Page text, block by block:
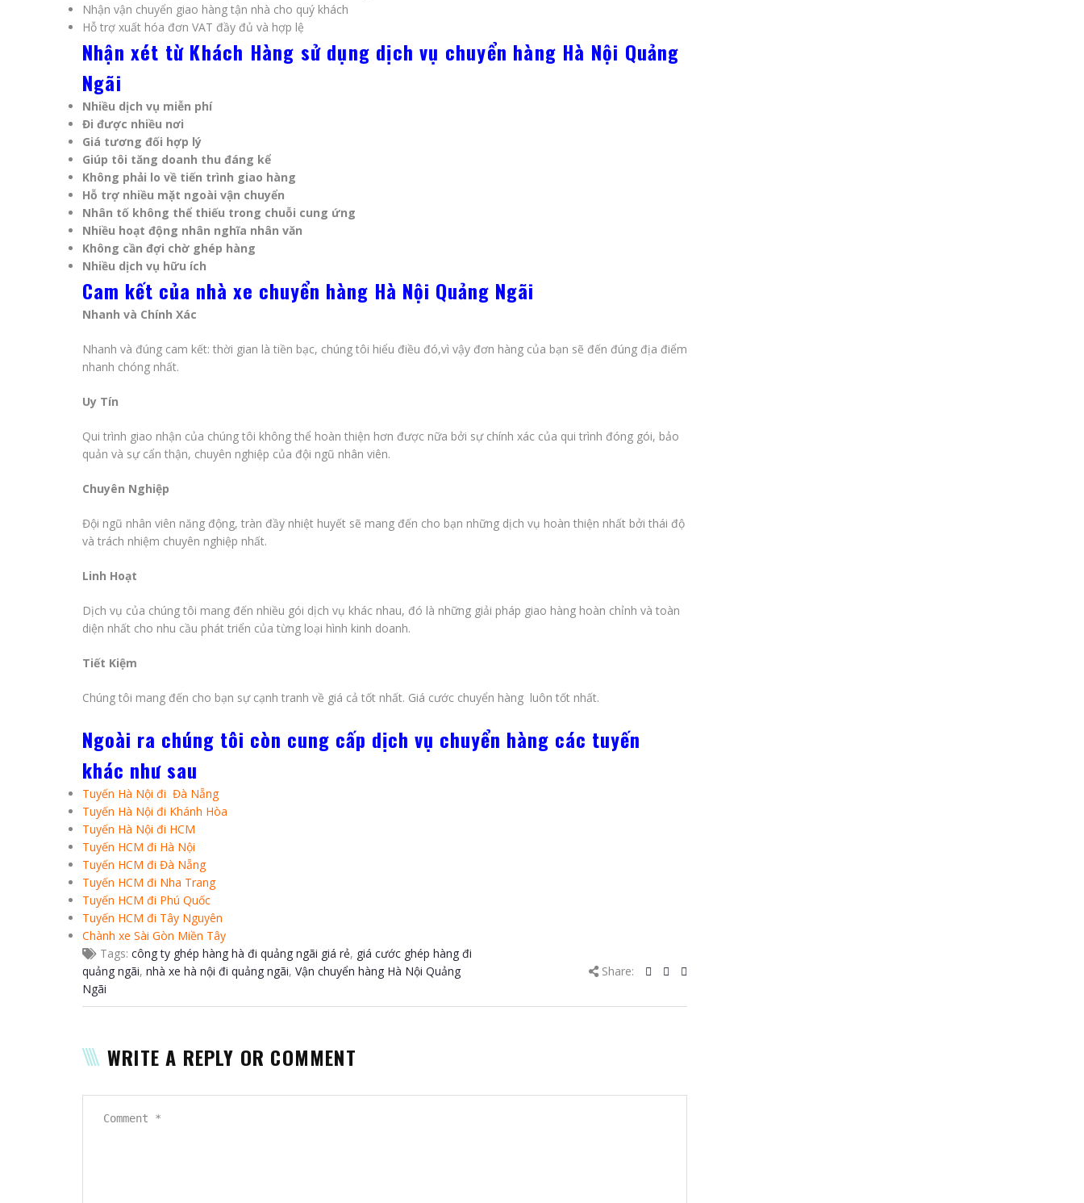
Nhận vận chuyển giao hàng tận nhà cho quý khách
Hỗ trợ xuất hóa đơn VAT đầy đủ và hợp lệ
Nhận xét từ Khách Hàng sử dụng dịch vụ chuyển hàng Hà Nội Quảng
Ngãi
Nhiều dịch vụ miễn phí
Đi được nhiều nơi
Giá tương đối hợp lý
Giúp tôi tăng doanh thu đáng kể
Không phải lo về tiến trình giao hàng
Hỗ trợ nhiều mặt ngoài vận chuyển
Nhân tố không thể thiếu trong chuỗi cung ứng
Nhiều hoạt động nhân nghĩa nhân văn
Không cần đợi chờ ghép hàng
Nhiều dịch vụ hữu ích
Cam kết của nhà xe chuyển hàng Hà Nội Quảng Ngãi
Nhanh và Chính Xác
Nhanh và đúng cam kết: thời gian là tiền bạc, chúng tôi hiểu điều đó,vì vậy đơn hàng của bạn sẽ đến đúng địa điểm
nhanh chóng nhất.
Uy Tín
Qui trình giao nhận của chúng tôi không thể hoàn thiện hơn được nữa bởi sự chính xác của qui trình đóng gói, bảo
quản và sự cẩn thận, chuyên nghiệp của đội ngũ nhân viên.
Chuyên Nghiệp
Đội ngũ nhân viên năng động, tràn đầy nhiệt huyết sẽ mang đến cho bạn những dịch vụ hoàn thiện nhất bởi thái độ
và trách nhiệm chuyên nghiệp nhất.
Linh Hoạt
Dịch vụ của chúng tôi mang đến nhiều gói dịch vụ khác nhau, đó là những giải pháp giao hàng hoàn chỉnh và toàn
diện nhất cho nhu cầu phát triển của từng loại hình kinh doanh.
Tiết Kiệm
Chúng tôi mang đến cho bạn sự cạnh tranh về giá cả tốt nhất. Giá cước chuyển hàng luôn tốt nhất.
Ngoài ra chúng tôi còn cung cấp dịch vụ chuyển hàng các tuyến
khác như sau
Tuyến Hà Nội đi Đà Nẵng
Tuyến Hà Nội đi Khánh Hòa
Tuyến Hà Nội đi HCM
Tuyến HCM đi Hà Nội
Tuyến HCM đi Đà Nẵng
Tuyến HCM đi Nha Trang
Tuyến HCM đi Phú Quốc
Tuyến HCM đi Tây Nguyên
Chành xe Sài Gòn Miền Tây
Tags: công ty ghép hàng hà đi quảng ngãi giá rẻ, giá cước ghép hàng đi
quảng ngãi, nhà xe hà nội đi quảng ngãi, Vận chuyển hàng Hà Nội Quảng
Ngãi
Share:
WRITE A REPLY OR COMMENT